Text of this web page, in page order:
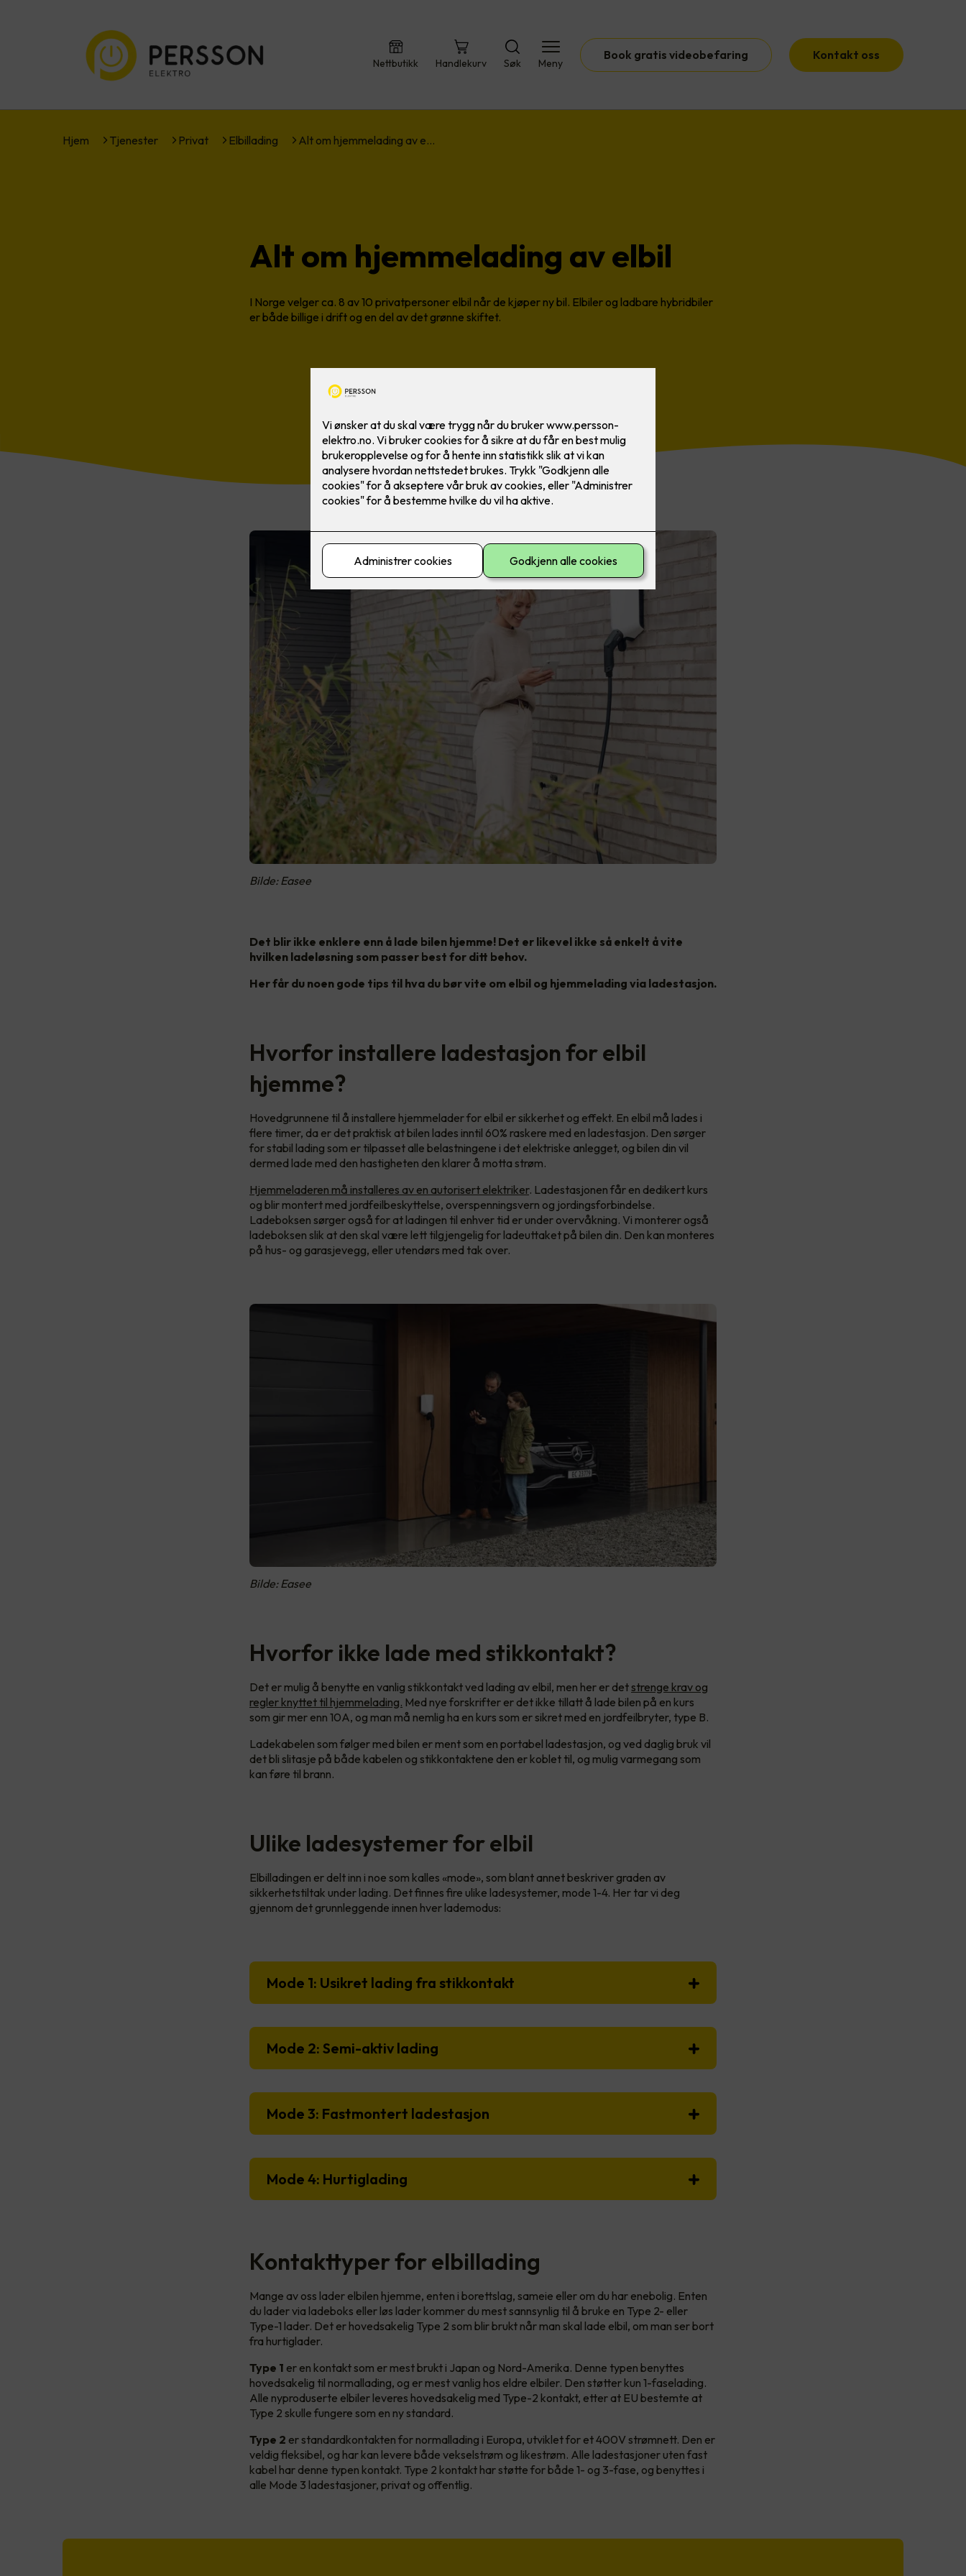
Nettbutikk Handlekurv Søk Meny
Book gratis videobefaring Kontakt oss
Hjem Tjenester Privat Elbillading Alt om hjemmelading av e…
Alt om hjemmelading av elbil
I Norge velger ca. 8 av 10 privatpersoner elbil når de kjøper ny bil. Elbiler og ladbare hybridbiler
er både billige i drift og en del av det grønne skiftet.
Bilde: Easee
Det blir ikke enklere enn å lade bilen hjemme! Det er likevel ikke så enkelt å vite
hvilken ladeløsning som passer best for ditt behov.
Her får du noen gode tips til hva du bør vite om elbil og hjemmelading via ladestasjon.
Hvorfor installere ladestasjon for elbil
hjemme?
Hovedgrunnene til å installere hjemmelader for elbil er sikkerhet og effekt. En elbil må lades i
flere timer, da er det praktisk at bilen lades inntil 60% raskere med en ladestasjon. Den sørger
for stabil lading som er tilpasset alle belastningene i det elektriske anlegget, og bilen din vil
dermed lade med den hastigheten den klarer å motta strøm.
Hjemmeladeren må installeres av en autorisert elektriker. Ladestasjonen får en dedikert kurs
og blir montert med jordfeilbeskyttelse, overspenningsvern og jordingsforbindelse.
Ladeboksen sørger også for at ladingen til enhver tid er under overvåkning. Vi monterer også
ladeboksen slik at den skal være lett tilgjengelig for ladeuttaket på bilen din. Den kan monteres
på hus- og garasjevegg, eller utendørs med tak over.
Bilde: Easee
Hvorfor ikke lade med stikkontakt?
Det er mulig å benytte en vanlig stikkontakt ved lading av elbil, men her er detstrenge krav og
regler knyttet til hjemmelading. Med nye forskrifter er det ikke tillatt å lade bilen på en kurs
som gir mer enn 10A, og man må nemlig ha en kurs som er sikret med en jordfeilbryter, type B.
Ladekabelen som følger med bilen er ment som en portabel ladestasjon, og ved daglig bruk vil
det bli slitasje på både kabelen og stikkontaktene den er koblet til, og mulig varmegang som
kan føre til brann.
Ulike ladesystemer for elbil
Elbilladingen er delt inn i noe som kalles «mode», som blant annet beskriver graden av
sikkerhetstiltak under lading. Det finnes fire ulike ladesystemer, mode 1-4. Her tar vi deg
gjennom det grunnleggende innen hver lademodus:
Mode 1: Usikret lading fra stikkontakt
Mode 2: Semi-aktiv lading
Mode 3: Fastmontert ladestasjon
Mode 4: Hurtiglading
Kontakttyper for elbillading
Mange av oss lader elbilen hjemme, enten i borettslag, sameie eller om du har enebolig. Enten
du lader via ladeboks eller løs lader kommer du mest sannsynlig til å bruke en Type 2- eller
Type-1 lader. Det er hovedsakelig Type 2 som blir brukt når man skal lade elbil, om man ser bort
fra hurtiglader.
Type 1 er en kontakt som er mest brukt i Japan og Nord-Amerika. Denne typen benyttes
hovedsakelig til normallading, og er mest vanlig hos eldre elbiler. Den støtter kun 1-faselading.
Alle nyproduserte elbiler leveres hovedsakelig med Type-2 kontakt, etter at EU bestemte at
Type 2 skulle fungere som en ny standard.
Type 2 er standardkontakten for normallading i Europa, utviklet for et 400V strømnett. Den er
veldig fleksibel, og har kan levere både vekselstrøm og likestrøm. Alle ladestasjoner uten fast
kabel har denne typen kontakt. Type 2 kontakt har støtte for både 1- og 3-fase, og benyttes i
alle Mode 3 ladestasjoner, privat og offentlig.